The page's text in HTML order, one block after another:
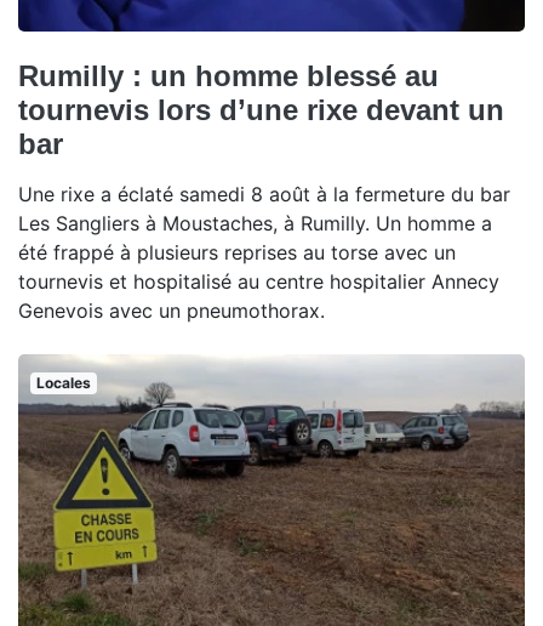
Rumilly : un homme blessé au
tournevis lors d’une rixe devant un
bar
Une rixe a éclaté samedi 8 août à la fermeture du bar
Les Sangliers à Moustaches, à Rumilly. Un homme a
été frappé à plusieurs reprises au torse avec un
tournevis et hospitalisé au centre hospitalier Annecy
Genevois avec un pneumothorax.
Locales